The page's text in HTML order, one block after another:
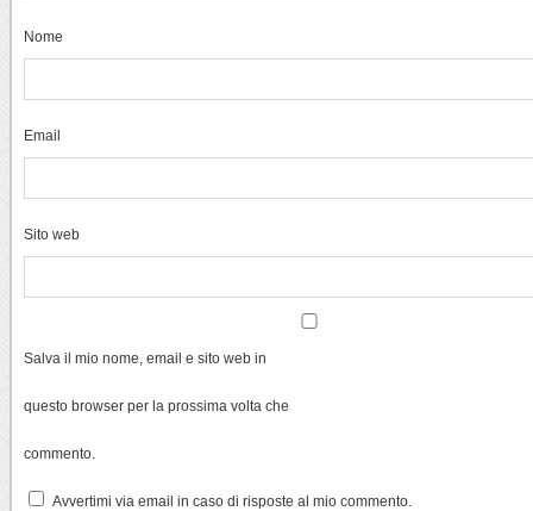
Nome
Email
Sito web
Salva il mio nome, email e sito web in
questo browser per la prossima volta che
commento.
Avvertimi via email in caso di risposte al mio commento.